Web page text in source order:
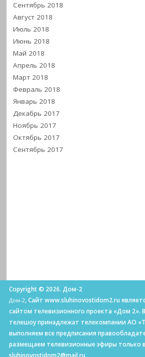
Сентябрь 2018
Август 2018
Июль 2018
Июнь 2018
Май 2018
Апрель 2018
Март 2018
Февраль 2018
Январь 2018
Декабрь 2017
Ноябрь 2017
Октябрь 2017
Сентябрь 2017
Copyright © 2026. Дом-2
Дом-2, Сайт www.sluhinovostidom2.ru
сайтом телевизионного проекта «Дом 2».
телешоу принадлежат телекомпании АО
выполняем все предписания
размещаем телевизионные эфиры только